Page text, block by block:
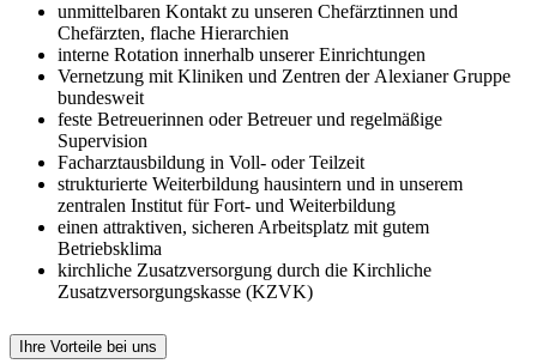
unmittelbaren Kontakt zu unseren Chefärztinnen und
Chefärzten, flache Hierarchien
interne Rotation innerhalb unserer Einrichtungen
Vernetzung mit Kliniken und Zentren der Alexianer Gruppe
bundesweit
feste Betreuerinnen oder Betreuer und regelmäßige
Supervision
Facharztausbildung in Voll- oder Teilzeit
strukturierte Weiterbildung hausintern und in unserem
zentralen Institut für Fort- und Weiterbildung
einen attraktiven, sicheren Arbeitsplatz mit gutem
Betriebsklima
kirchliche Zusatzversorgung durch die Kirchliche
Zusatzversorgungskasse (KZVK)
Ihre Vorteile bei uns